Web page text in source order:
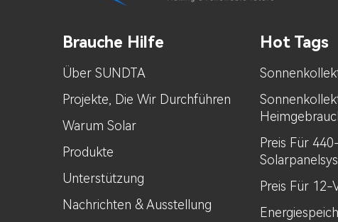
Brauche Hilfe
Über SUNDTA
Projekte, Die Wir Durchführen
Warum Solar
Produkte
Unterstützung
Nachrichten & Ausstellung
Hot Tags
Preis Für
Preis Für